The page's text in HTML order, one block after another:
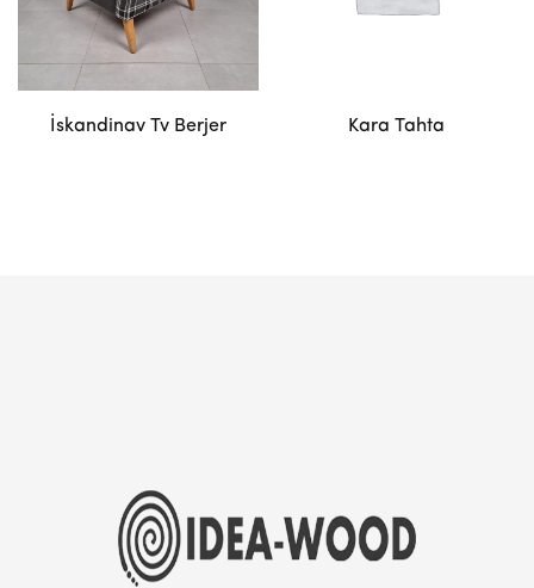
İskandinav Tv Berjer Kara Tahta